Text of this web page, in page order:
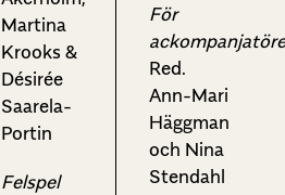
Martina
Krooks &
Désirée
Saarela-
Portin
Felspel
För
Red.
Ann-Mari
Häggman
och Nina
Stendahl